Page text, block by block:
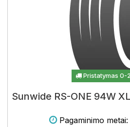
Pristatymas 0-
Sunwide RS-ONE 94W
Pagaminimo metai: